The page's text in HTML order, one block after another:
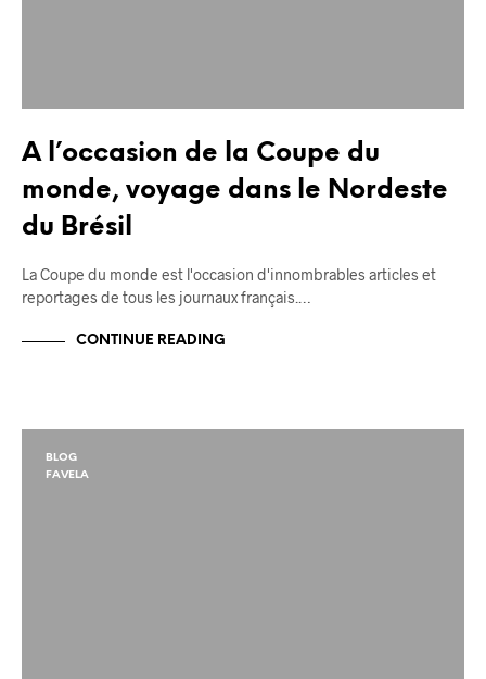
A l’occasion de la Coupe du
monde, voyage dans le Nordeste
du Brésil
La Coupe du monde est l'occasion d'innombrables articles et
reportages de tous les journaux français.…
CONTINUE READING
BLOG
FAVELA